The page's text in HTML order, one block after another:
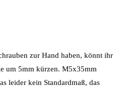
zur Hand haben, könnt ihr
um 5mm kürzen. M5x35mm
leider kein Standardmaß, das